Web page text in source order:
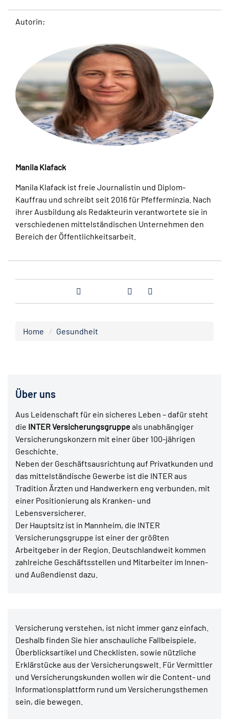
Autorin:
Manila Klafack
Manila Klafack ist freie Journalistin und Diplom-
Kauffrau und schreibt seit 2016 für Pfefferminzia. Nach
ihrer Ausbildung als Redakteurin verantwortete sie in
verschiedenen mittelständischen Unternehmen den
Bereich der Öffentlichkeitsarbeit.
Home Gesundheit
Über uns
Aus Leidenschaft für ein sicheres Leben – dafür steht
die INTER Versicherungsgruppeals unabhängiger
Versicherungskonzern mit einer über 100-jährigen
Geschichte.
Neben der Geschäftsausrichtung auf Privatkunden und
das mittelständische Gewerbe ist die INTER aus
Tradition Ärzten und Handwerkern eng verbunden, mit
einer Positionierung als Kranken- und
Lebensversicherer.
Der Hauptsitz ist in Mannheim, die INTER
Versicherungsgruppe ist einer der größten
Arbeitgeber in der Region. Deutschlandweit kommen
zahlreiche Geschäftsstellen und Mitarbeiter im Innen-
und Außendienst dazu.
Versicherung verstehen, ist nicht immer ganz einfach.
Deshalb finden Sie hier anschauliche Fallbeispiele,
Überblicksartikel und Checklisten, sowie nützliche
Erklärstücke aus der Versicherungswelt. Für Vermittler
und Versicherungskunden wollen wir die Content- und
Informationsplattform rund um Versicherungsthemen
sein, die bewegen.